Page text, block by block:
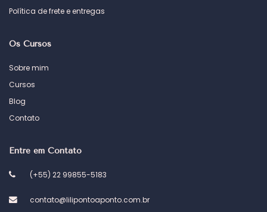
Política de frete e entregas
Os Cursos
Sobre mim
Cursos
Blog
Contato
Entre em Contato
(+55) 22 99855-5183
contato@lilipontoaponto.com.br